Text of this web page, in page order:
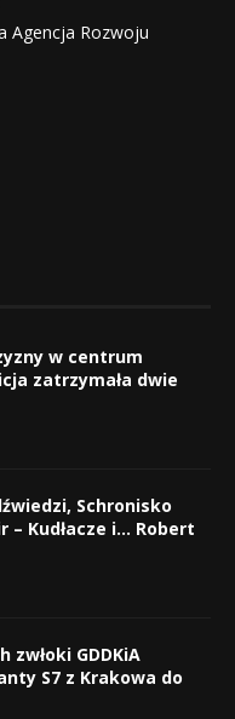
Agencja Rozwoju
w centrum
zatrzymała dwie
Schronisko
– Kudłacze i… Robert
zwłoki GDDKiA
S7 z Krakowa do